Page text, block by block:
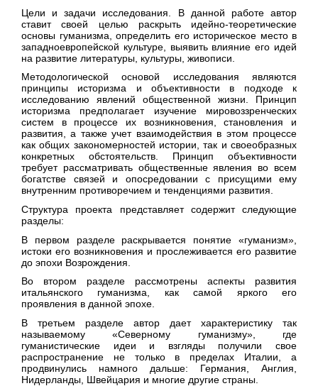
Цели и задачи исследования. В данной работе автор
ставит своей целью раскрыть идейно-теоретические
основы гуманизма, определить его историческое место в
западноевропейской культуре, выявить влияние его идей
на развитие литературы, культуры, живописи.
Методологической основой исследования являются
принципы историзма и объективности в подходе к
исследованию явлений общественной жизни. Принцип
историзма предполагает изучение мировоззренческих
систем в процессе их возникновения, становления и
развития, а также учет взаимодействия в этом процессе
как общих закономерностей истории, так и своеобразных
конкретных обстоятельств. Принцип объективности
требует рассматривать общественные явления во всем
богатстве связей и опосредовании с присущими ему
внутренним противоречием и тенденциями развития.
Структура проекта представляет содержит следующие
разделы:
В первом разделе раскрывается понятие «гуманизм»,
истоки его возникновения и прослеживается его развитие
до эпохи Возрождения.
Во втором разделе рассмотрены аспекты развития
итальянского гуманизма, как самой яркого его
проявления в данной эпохе.
В третьем разделе автор дает характеристику так
называемому «Северному гуманизму», где
гуманистические идеи и взгляды получили свое
распространение не только в пределах Италии, а
продвинулись намного дальше: Германия, Англия,
Нидерланды, Швейцария и многие другие страны.